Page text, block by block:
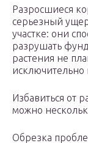
Разросшиеся
серьезный
участке: они
разрушать
растения не
исключительно
Избавиться от
можно
Обрезка